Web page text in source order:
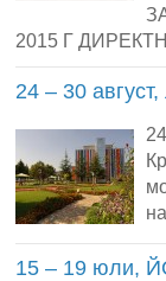
2015 Г
24 – 30
15 – 19 юли,